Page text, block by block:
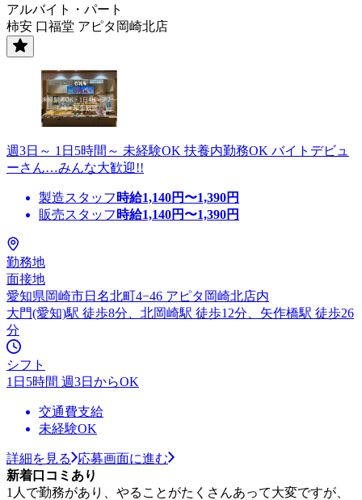
アルバイト・パート
柿安 口福堂 アピタ岡崎北店
週3日～ 1日5時間～ 未経験OK 扶養内勤務OK バイトデビュ
ーさん…みんな大歓迎!!
製造スタッフ 時給1,140円〜1,390円
販売スタッフ 時給1,140円〜1,390円
勤務地
面接地
愛知県岡崎市日名北町4−46 アピタ岡崎北店内
大門(愛知)駅 徒歩8分、北岡崎駅 徒歩12分、矢作橋駅 徒歩26
分
シフト
1日5時間 週3日からOK
交通費支給
未経験OK
詳細を見る
応募画面に進む
新着口コミあり
1人で勤務があり、やることがたくさんあって大変ですが、